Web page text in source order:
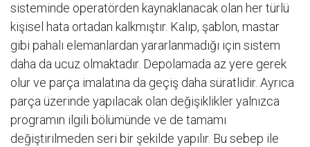
sisteminde operatörden kaynaklanacak olan her türlü
kişisel hata ortadan kalkmıştır. Kalıp, şablon, mastar
gibi pahalı elemanlardan yararlanmadığı için sistem
daha da ucuz olmaktadır. Depolamada az yere gerek
olur ve parça imalatına da geçiş daha süratlidir. Ayrıca
parça üzerinde yapılacak olan değişiklikler yalnızca
programın ilgili bölümünde ve de tamamı
değiştirilmeden seri bir şekilde yapılır. Bu sebep ile